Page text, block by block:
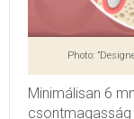
Photo:
Minimálisan 6